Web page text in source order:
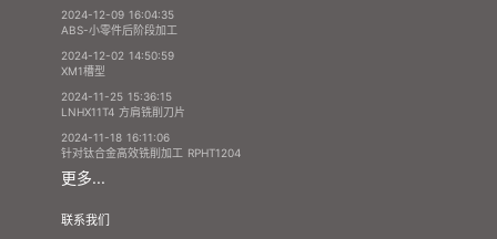
2024-12-09 16:04:35
ABS-小零件后阶段加工
2024-12-02 14:50:59
XM1槽型
2024-11-25 15:36:15
LNHX11T4 方肩铣削刀片
2024-11-18 16:11:06
针对钛合金高效铣削加工 RPHT1204
更多...
联系我们